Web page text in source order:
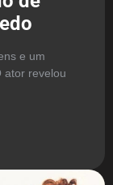
e um
ator revelou